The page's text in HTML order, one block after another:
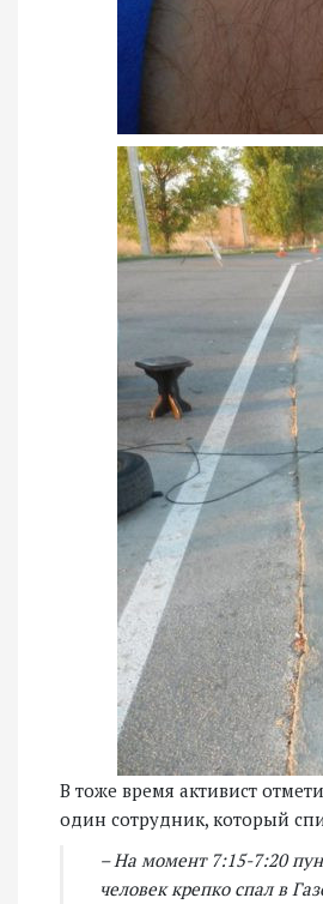
В тоже время активист
один сотрудник, который
– На момент 7:15-7:20
человек крепко спал в